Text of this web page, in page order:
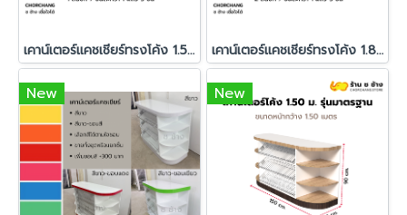
เคาน์เตอร์แคชเชียร์ทรงโค้ง 1.50 เมตร รุ่นมาตรฐาน เคาน์เตอร์แคชเชียร์ทรงโค้ง 1.80 เมตร รุ่นมาตรฐาน
New New